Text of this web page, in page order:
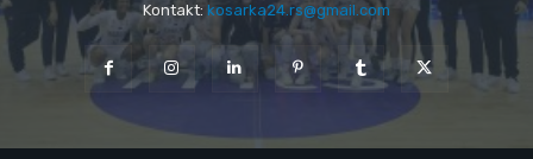
Kontakt: kosarka24.rs@gmail.com